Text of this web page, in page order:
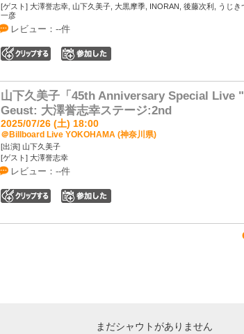
[ゲスト] 大澤誉志幸, 山下久美子, 大黒摩季, INORAN, 後藤次利, うじ
⼀彦
レビュー：--件
山下久美子「45th Anniversary Special Live
Geust: 大澤誉志幸ステージ:2nd
2025/07/26 (土) 18:00
＠Billboard Live YOKOHAMA (神奈川県)
[出演] 山下久美子
[ゲスト] 大澤誉志幸
レビュー：--件
まだシャウトがありません